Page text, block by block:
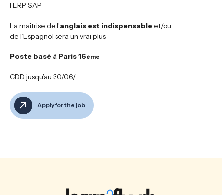
l’ERP SAP
La maîtrise de l’anglais est indispensableet/ou
de l’Espagnol sera un vrai plus
Poste basé à Paris 16ème
CDD jusqu’au 30/06/
Apply for the job